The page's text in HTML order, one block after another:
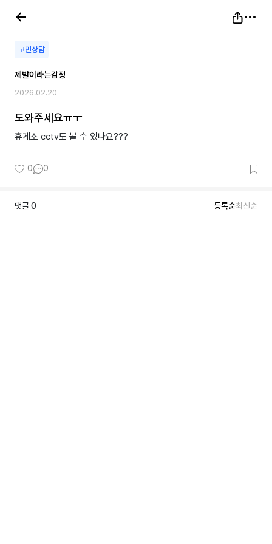
고민상담
제발이라는감정
2026.02.20
도와주세요ㅠㅜ
휴게소 cctv도 볼 수 있나요???
0 0
댓글0 등록순최신순